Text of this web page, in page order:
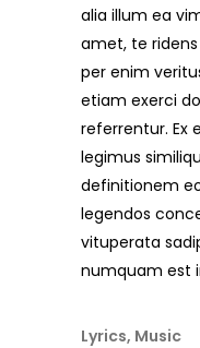
alia illum ea
amet, te
per enim
etiam exerci
referrentur. Ex
legimus
definitionem
legendos
vituperata
numquam est
Lyrics, Music